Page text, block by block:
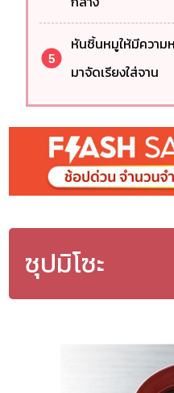
หันชิ้นหมูให้มีความ
มาจัดเรียงใส่จาน
ซุปมิโซะ